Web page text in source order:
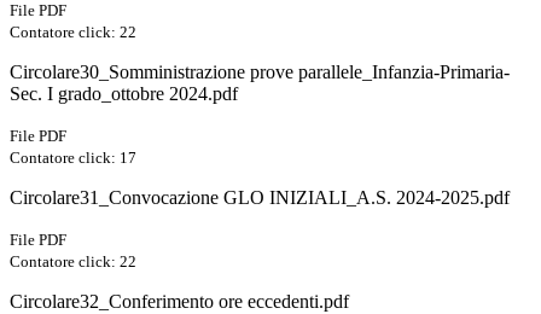
File PDF
Contatore click: 22
Circolare30_Somministrazione prove parallele_Infanzia-Primaria-
Sec. I grado_ottobre 2024.pdf
File PDF
Contatore click: 17
Circolare31_Convocazione GLO INIZIALI_A.S. 2024-2025.pdf
File PDF
Contatore click: 22
Circolare32_Conferimento ore eccedenti.pdf